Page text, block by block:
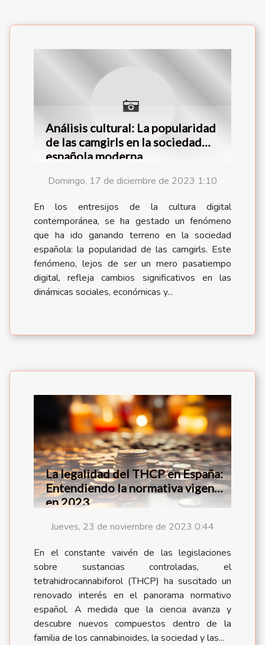
Análisis cultural: La popularidad
de las camgirls en la sociedad
española moderna
Domingo, 17 de diciembre de 2023 1:10
En los entresijos de la cultura digital
contemporánea, se ha gestado un fenómeno
que ha ido ganando terreno en la sociedad
española: la popularidad de las camgirls. Este
fenómeno, lejos de ser un mero pasatiempo
digital, refleja cambios significativos en las
dinámicas sociales, económicas y...
La legalidad del THCP en España:
Entendiendo la normativa vigente
en 2023
Jueves, 23 de noviembre de 2023 0:44
En el constante vaivén de las legislaciones
sobre sustancias controladas, el
tetrahidrocannabiforol (THCP) ha suscitado un
renovado interés en el panorama normativo
español. A medida que la ciencia avanza y
descubre nuevos compuestos dentro de la
familia de los cannabinoides, la sociedad y las...